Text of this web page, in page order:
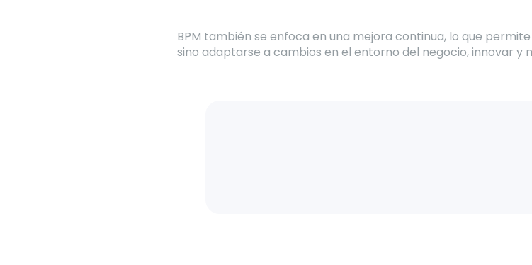
BPM también se enfoca en una mejora continua, lo que
sino adaptarse a cambios en el entorno del negocio, innovar